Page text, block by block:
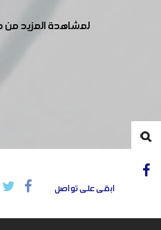
لمشاهدة المزيد من
ابقى على تواصل